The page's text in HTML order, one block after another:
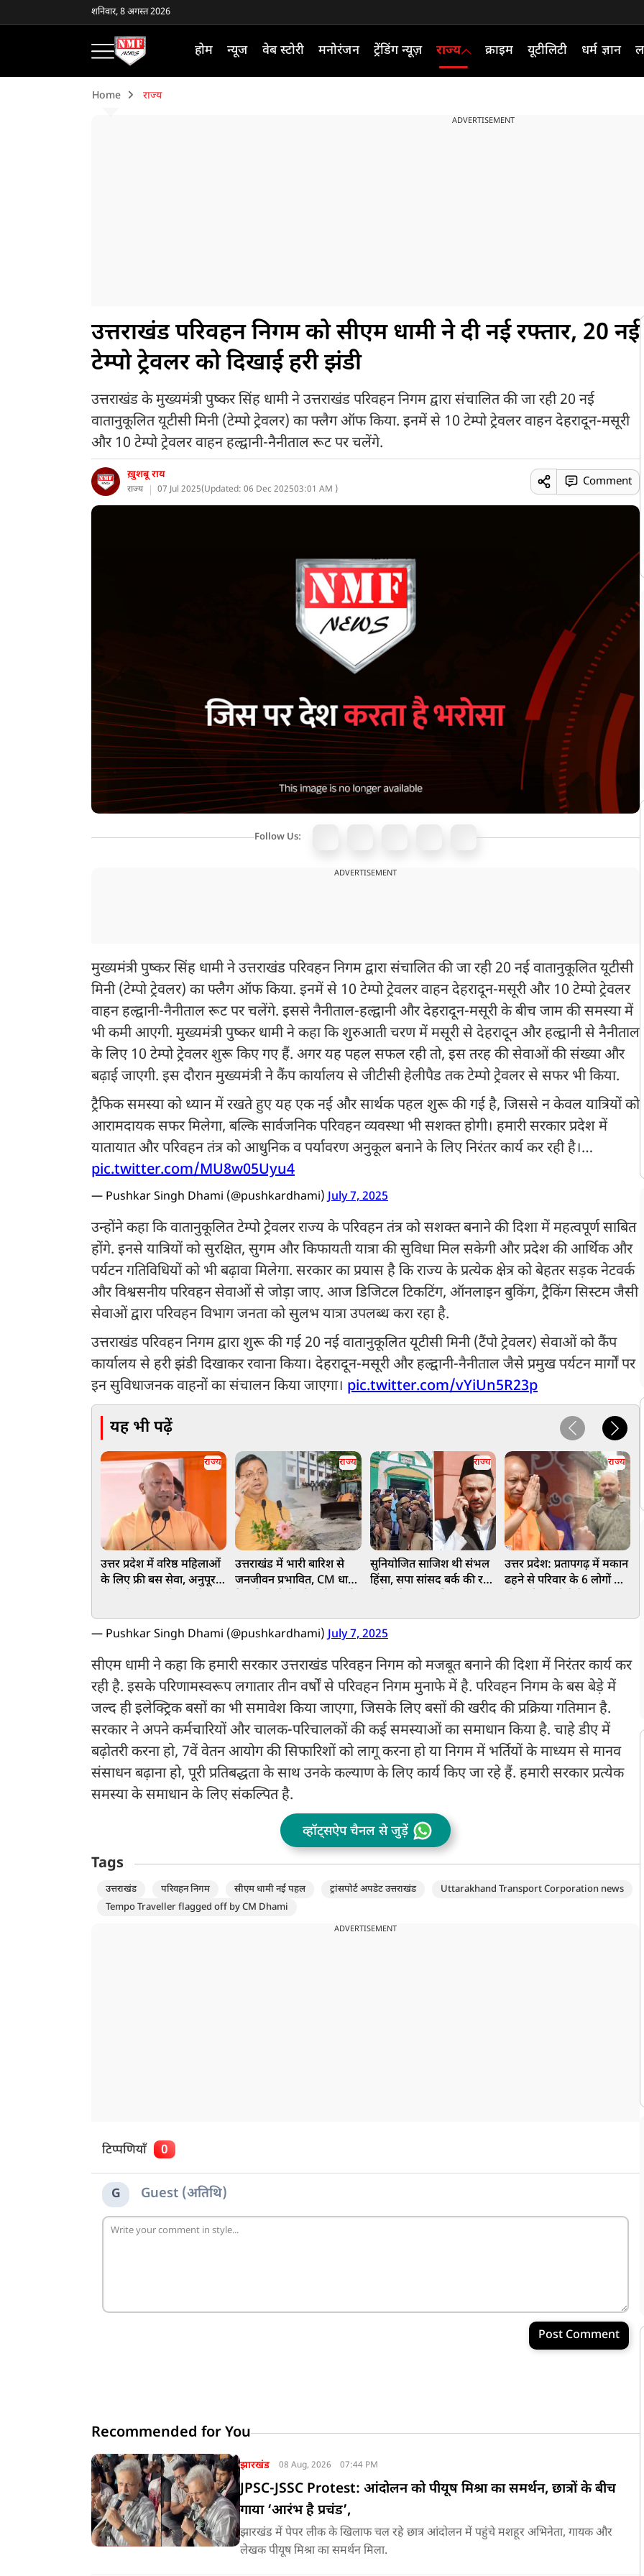
शनिवार, 8 अगस्त 2026
होम न्यूज वेब स्टोरी मनोरंजन ट्रेंडिंग न्यूज़ राज्य क्राइम यूटीलिटी धर्म ज्ञान
Home राज्य
ADVERTISEMENT
उत्तराखंड परिवहन निगम को सीएम धामी ने दी नई रफ्तार, 20 नई
टेम्पो ट्रेवलर को दिखाई हरी झंडी
उत्तराखंड के मुख्यमंत्री पुष्कर सिंह धामी ने उत्तराखंड परिवहन निगम द्वारा संचालित की जा रही 20 नई
वातानुकूलित यूटीसी मिनी (टेम्पो ट्रेवलर) का फ्लैग ऑफ किया. इनमें से 10 टेम्पो ट्रेवलर वाहन देहरादून-मसूरी
और 10 टेम्पो ट्रेवलर वाहन हल्द्वानी-नैनीताल रूट पर चलेंगे.
ख़ुशबू राय
राज्य 07 Jul 2025(Updated: 06 Dec 202503:01 AM )
Comment
Follow Us:
ADVERTISEMENT
मुख्यमंत्री पुष्कर सिंह धामी ने उत्तराखंड परिवहन निगम द्वारा संचालित की जा रही 20 नई वातानुकूलित यूटीसी
मिनी (टेम्पो ट्रेवलर) का फ्लैग ऑफ किया. इनमें से 10 टेम्पो ट्रेवलर वाहन देहरादून-मसूरी और 10 टेम्पो ट्रेवलर
वाहन हल्द्वानी-नैनीताल रूट पर चलेंगे. इससे नैनीताल-हल्द्वानी और देहरादून-मसूरी के बीच जाम की समस्या में
भी कमी आएगी. मुख्यमंत्री पुष्कर धामी ने कहा कि शुरुआती चरण में मसूरी से देहरादून और हल्द्वानी से नैनीताल
के लिए 10 टेम्पो ट्रेवलर शुरू किए गए हैं. अगर यह पहल सफल रही तो, इस तरह की सेवाओं की संख्या और
बढ़ाई जाएगी. इस दौरान मुख्यमंत्री ने कैंप कार्यालय से जीटीसी हेलीपैड तक टेम्पो ट्रेवलर से सफर भी किया.
ट्रैफिक समस्या को ध्यान में रखते हुए यह एक नई और सार्थक पहल शुरू की गई है, जिससे न केवल यात्रियों को
आरामदायक सफर मिलेगा, बल्कि सार्वजनिक परिवहन व्यवस्था भी सशक्त होगी। हमारी सरकार प्रदेश में
यातायात और परिवहन तंत्र को आधुनिक व पर्यावरण अनुकूल बनाने के लिए निरंतर कार्य कर रही है।…
pic.twitter.com/MU8w05Uyu4
— Pushkar Singh Dhami (@pushkardhami)July 7, 2025
उन्होंने कहा कि वातानुकूलित टेम्पो ट्रेवलर राज्य के परिवहन तंत्र को सशक्त बनाने की दिशा में महत्वपूर्ण साबित
होंगे. इनसे यात्रियों को सुरक्षित, सुगम और किफायती यात्रा की सुविधा मिल सकेगी और प्रदेश की आर्थिक और
पर्यटन गतिविधियों को भी बढ़ावा मिलेगा. सरकार का प्रयास है कि राज्य के प्रत्येक क्षेत्र को बेहतर सड़क नेटवर्क
और विश्वसनीय परिवहन सेवाओं से जोड़ा जाए. आज डिजिटल टिकटिंग, ऑनलाइन बुकिंग, ट्रैकिंग सिस्टम जैसी
सेवाओं द्वारा परिवहन विभाग जनता को सुलभ यात्रा उपलब्ध करा रहा है.
उत्तराखंड परिवहन निगम द्वारा शुरू की गई 20 नई वातानुकूलित यूटीसी मिनी (टैंपो ट्रेवलर) सेवाओं को कैंप
कार्यालय से हरी झंडी दिखाकर रवाना किया। देहरादून-मसूरी और हल्द्वानी-नैनीताल जैसे प्रमुख पर्यटन मार्गों पर
इन सुविधाजनक वाहनों का संचालन किया जाएगा। pic.twitter.com/vYiUn5R23p
यह भी पढ़ें
राज्य
उत्तर प्रदेश में वरिष्ठ महिलाओं
के लिए फ्री बस सेवा, अनुपूरक
राज्य
उत्तराखंड में भारी बारिश से
जनजीवन प्रभावित, CM धामी
राज्य
सुनियोजित साजिश थी संभल
हिंसा, सपा सांसद बर्क की रही
खुलासा
राज्य
उत्तर प्रदेश: प्रतापगढ़ में मकान
ढहने से परिवार के 6 लोगों की
— Pushkar Singh Dhami (@pushkardhami)July 7, 2025
सीएम धामी ने कहा कि हमारी सरकार उत्तराखंड परिवहन निगम को मजबूत बनाने की दिशा में निरंतर कार्य कर
रही है. इसके परिणामस्वरूप लगातार तीन वर्षों से परिवहन निगम मुनाफे में है. परिवहन निगम के बस बेड़े में
जल्द ही इलेक्ट्रिक बसों का भी समावेश किया जाएगा, जिसके लिए बसों की खरीद की प्रक्रिया गतिमान है.
सरकार ने अपने कर्मचारियों और चालक-परिचालकों की कई समस्याओं का समाधान किया है. चाहे डीए में
बढ़ोतरी करना हो, 7वें वेतन आयोग की सिफारिशों को लागू करना हो या निगम में भर्तियों के माध्यम से मानव
संसाधन बढ़ाना हो, पूरी प्रतिबद्धता के साथ उनके कल्याण के लिए कार्य किए जा रहे हैं. हमारी सरकार प्रत्येक
समस्या के समाधान के लिए संकल्पित है.
व्हॉट्सऐप चैनल से जुड़ें
Tags
उत्तराखंड परिवहन निगम सीएम धामी नई पहल ट्रांसपोर्ट अपडेट उत्तराखंड
Uttarakhand Transport Corporation news
Tempo Traveller flagged off by CM Dhami
ADVERTISEMENT
टिप्पणियाँ 0
G Guest (अतिथि)
Post Comment
Recommended for You
झारखंड 08 Aug, 2026 07:44 PM
JPSC-JSSC Protest: आंदोलन को पीयूष मिश्रा का समर्थन, छात्रों के बीच
गाया ‘आरंभ है प्रचंड’,
झारखंड में पेपर लीक के खिलाफ चल रहे छात्र आंदोलन में पहुंचे मशहूर अभिनेता, गायक और
लेखक पीयूष मिश्रा का समर्थन मिला.